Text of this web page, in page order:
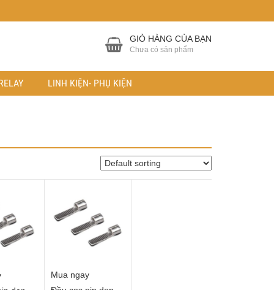
GIỎ HÀNG CỦA BẠN
Chưa có sản phẩm
LINH KIỆN- PHỤ KIỆN
Mua ngay